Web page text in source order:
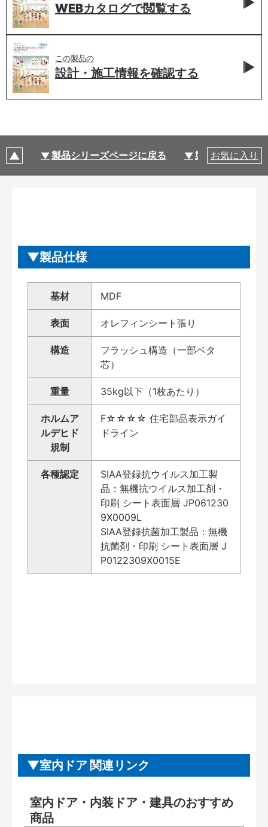
WEBカタログで閲覧する
この製品の
設計・施工情報を確認する
製品シリーズページに戻る 製品仕様
お気に入り
製品仕様
基材 MDF
表面 オレフィンシート張り
構造
フラッシュ構造（一部ベタ
芯）
重量 35kg以下（1枚あたり）
ホルムア
ルデヒド
規制
F☆☆☆☆ 住宅部品表示ガイ
ドライン
各種認定
SIAA登録抗ウイルス加工製
品：無機抗ウイルス加工剤・
印刷 シート表面層 JP061230
9X0009L
SIAA登録抗菌加工製品：無機
抗菌剤・印刷 シート表面層 J
P0122309X0015E
室内ドア 関連リンク
室内ドア・内装ドア・建具のおすすめ
商品